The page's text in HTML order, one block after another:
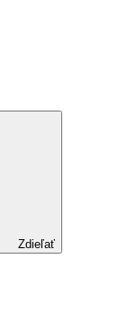
Zdieľať